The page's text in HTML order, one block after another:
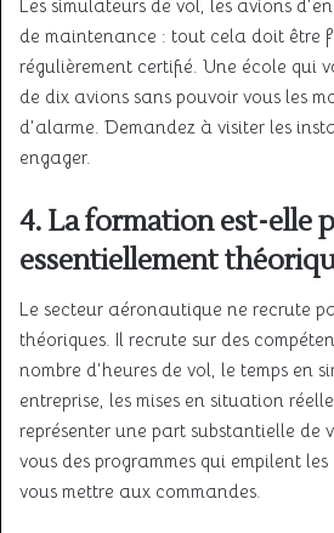
Les simulateurs de vol, les avions
de maintenance : tout cela doit être
régulièrement certifié. Une école qui
de dix avions sans pouvoir vous les
d’alarme. Demandez à visiter les
engager.
4. La formation est-elle
essentiellement
Le secteur aéronautique ne recrute
théoriques. Il recrute sur des
nombre d’heures de vol, le temps en
entreprise, les mises en situation
représenter une part substantielle de
vous des programmes qui empilent
vous mettre aux commandes.